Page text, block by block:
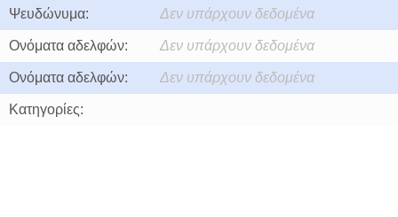
Ψευδώνυμα: Δεν υπάρχουν δεδομένα
Ονόματα αδελφών: Δεν υπάρχουν δεδομένα
Ονόματα αδελφών: Δεν υπάρχουν δεδομένα
Κατηγορίες: